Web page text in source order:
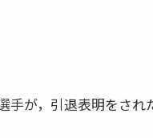
が，引退表明をされ